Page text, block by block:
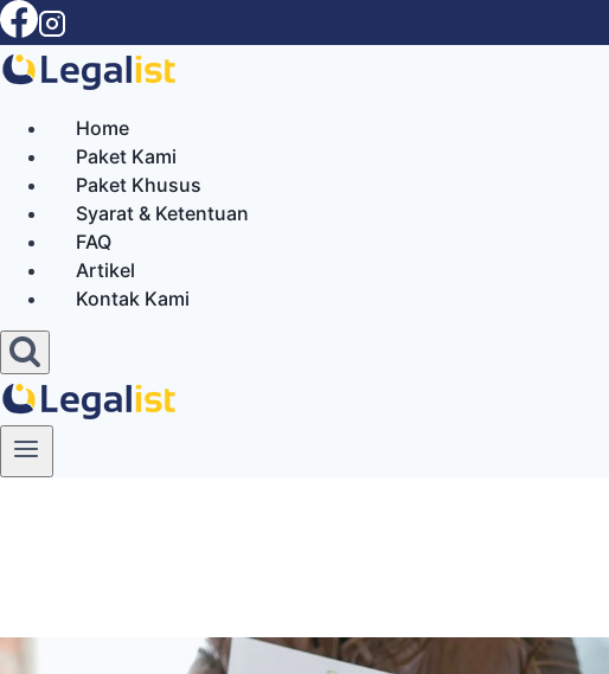
Skip
to
content
Home
Paket Kami
Paket Khusus
Syarat & Ketentuan
FAQ
Artikel
Kontak Kami